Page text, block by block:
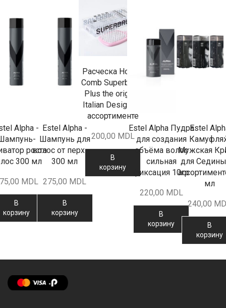
Alpha -
роста
300 мл
MDL
В
корзину
Estel Alpha -
Шампунь для
волос от перхоти
300 мл
275,00 MDL
В
корзину
Расческа Hollow
Comb Superbrush
Plus the original
Italian Design - в
ассортименте
200,00 MDL
В
корзину
Estel Alpha Пудра
для создания
объёма волос
сильная
фиксация 10гр
220,00 MDL
В
корзину
Estel
Мужская
для
мл
240,00
В
корзину